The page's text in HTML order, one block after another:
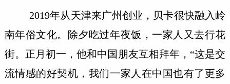
2019年从天津来广州创业，贝卡很快融入岭
南年俗文化。除夕吃过年夜饭，一家人又去行花
街。正月初一，他和中国朋友互相拜年，“这是交
流情感的好契机，我们一家人在中国也有了更多